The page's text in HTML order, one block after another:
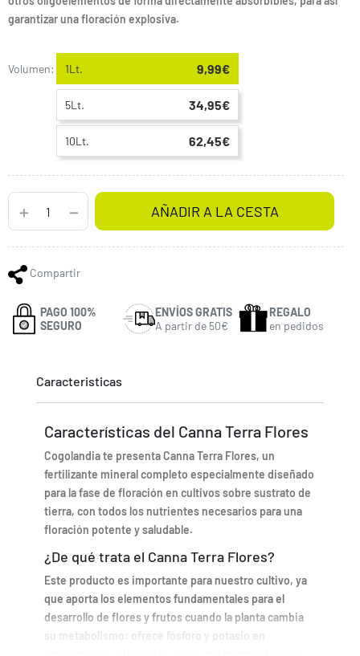
garantizar una floración explosiva.
Volumen: 1Lt. 9,99€
5Lt. 34,95€
10Lt. 62,45€
AÑADIR A LA CESTA
Compartir
PAGO 100%
SEGURO
ENVÍOS GRATIS
A partir de 50€
REGALO
en pedidos
Caracteristicas
Características del Canna Terra Flores
Cogolandia te presenta Canna Terra Flores, un
fertilizante mineral completo especialmente diseñado
para la fase de floración en cultivos sobre sustrato de
tierra, con todos los nutrientes necesarios para una
floración potente y saludable.
¿De qué trata el Canna Terra Flores?
Este producto es importante para nuestro cultivo, ya
que aporta los elementos fundamentales para el
desarrollo de flores y frutos cuando la planta cambia
su metabolismo: ofrece fósforo y potasio en